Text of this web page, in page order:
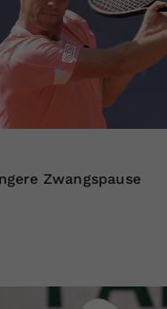
Zwangspause